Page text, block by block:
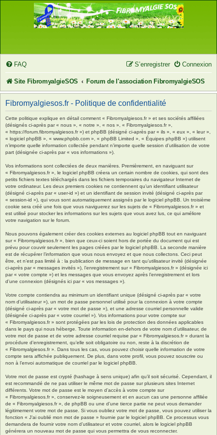
FAQ Connexion
S’enregistrer
Site FibromyalgieSOS Forum de l'association FibromyalgieSOS
Fibromyalgiesos.fr - Politique de confidentialité
Cette politique explique en détail comment « Fibromyalgiesos.fr » et ses sociétés affiliées
(désignés ci-après par « nous », « notre », « nos », « Fibromyalgiesos.fr »,
« https://forum.fibromyalgiesos.fr ») et phpBB (désigné ci-après par « ils », « eux », « leur »,
« logiciel phpBB », « www.phpbb.com », « phpBB Limited », « Équipes phpBB ») utilisent
n’importe quelle information collectée pendant n’importe quelle session d’utilisation de votre
part (désignée ci-après par « vos informations »).
Vos informations sont collectées de deux manières. Premièrement, en naviguant sur
« Fibromyalgiesos.fr », le logiciel phpBB créera un certain nombre de cookies, qui sont des
petits fichiers textes téléchargés dans les fichiers temporaires du navigateur Internet de
votre ordinateur. Les deux premiers cookies ne contiennent qu’un identifiant utilisateur
(désigné ci-après par « user-id ») et un identifiant de session invité (désigné ci-après par
« session-id »), qui vous sont automatiquement assignés par le logiciel phpBB. Un troisième
cookie sera créé une fois que vous naviguerez sur les sujets de « Fibromyalgiesos.fr » et
est utilisé pour stocker les informations sur les sujets que vous avez lus, ce qui améliore
votre navigation sur le forum.
Nous pouvons également créer des cookies externes au logiciel phpBB tout en naviguant
sur « Fibromyalgiesos.fr », bien que ceux-ci soient hors de portée du document qui est
prévu pour couvrir seulement les pages créées par le logiciel phpBB. La seconde manière
est de récupérer l’information que vous nous envoyez et que nous collectons. Ceci peut
être, et n’est pas limité à : la publication de message en tant qu’utilisateur invité (désignée
ci-après par « messages invités »), l’enregistrement sur « Fibromyalgiesos.fr » (désignée ici
par « votre compte ») et les messages que vous envoyez après l’enregistrement et lors
d’une connexion (désignés ici par « vos messages »).
Votre compte contiendra au minimum un identifiant unique (désigné ci-après par « votre
nom d’utilisateur »), un mot de passe personnel utilisé pour la connexion à votre compte
(désigné ci-après par « votre mot de passe »), et une adresse courriel personnelle valide
(désignée ci-après par « votre courriel »). Vos informations pour votre compte sur
« Fibromyalgiesos.fr » sont protégées par les lois de protection des données applicables
dans le pays qui nous héberge. Toute information en-dehors de votre nom d’utilisateur, de
votre mot de passe et de votre adresse courriel requise par « Fibromyalgiesos.fr » durant la
procédure d’enregistrement, qu’elle soit obligatoire ou non, reste à la discrétion de
« Fibromyalgiesos.fr ». Dans tous les cas, vous pouvez choisir quelle information de votre
compte sera affichée publiquement. De plus, dans votre profil, vous pouvez souscrire ou
non à l’envoi automatique de courriel par le logiciel phpBB.
Votre mot de passe est crypté (hashage à sens unique) afin qu’il soit sécurisé. Cependant, il
est recommandé de ne pas utiliser le même mot de passe sur plusieurs sites Internet
différents. Votre mot de passe est le moyen d’accès à votre compte sur
« Fibromyalgiesos.fr », conservez-le soigneusement et en aucun cas une personne affiliée
de « Fibromyalgiesos.fr », de phpBB ou une d’une tierce partie ne peut vous demander
légitimement votre mot de passe. Si vous oubliez votre mot de passe, vous pouvez utiliser la
fonction « J’ai oublié mon mot de passe » fournie par le logiciel phpBB. Ce processus vous
demandera de fournir votre nom d’utilisateur et votre courriel, alors le logiciel phpBB
générera un nouveau mot de passe qui vous permettra de vous reconnecter.